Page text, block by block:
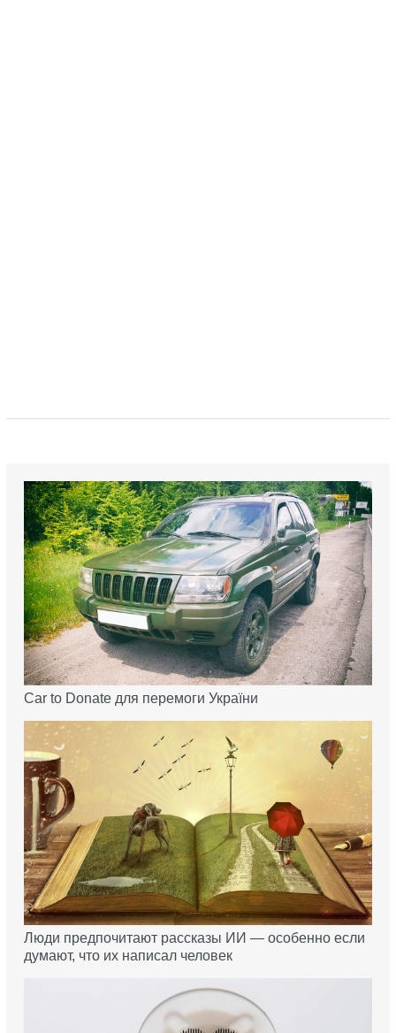
Car to Donate для перемоги України
Люди предпочитают рассказы ИИ — особенно если
думают, что их написал человек